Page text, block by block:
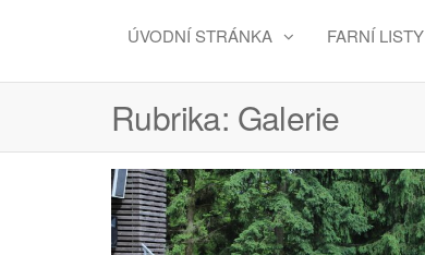
ÚVODNÍ STRÁNKA FARNÍ LISTY
Rubrika: Galerie